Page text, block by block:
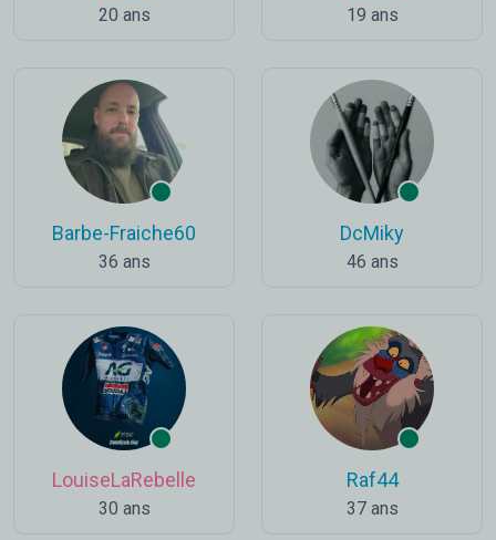
20 ans 19 ans
Barbe-Fraiche60
36 ans
DcMiky
46 ans
LouiseLaRebelle
30 ans
Raf44
37 ans